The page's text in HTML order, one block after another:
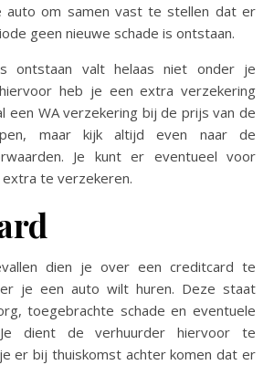
auto om samen vast te stellen dat er
geen nieuwe schade is ontstaan.
ontstaan valt helaas niet onder je
heb je een extra verzekering
een WA verzekering bij de prijs van de
maar kijk altijd even naar de
Je kunt er eventueel voor
te verzekeren.
dien je over een creditcard te
je een auto wilt huren. Deze staat
toegebrachte schade en eventuele
dient de verhuurder hiervoor te
er bij thuiskomst achter komen dat er